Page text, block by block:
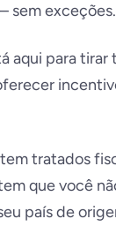
sem exceções.
aqui para
tratados
que você
país de